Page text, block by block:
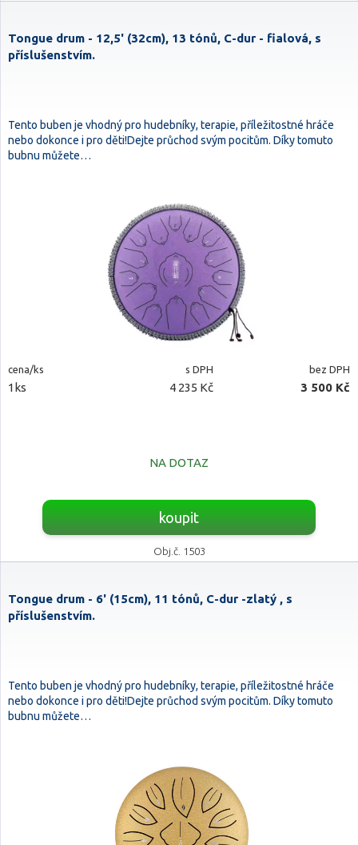
Tongue drum - 12,5' (32cm), 13 tónů, C-dur - fialová, s
příslušenstvím.
Tento buben je vhodný pro hudebníky, terapie, příležitostné hráče
nebo dokonce i pro děti!Dejte průchod svým pocitům. Díky tomuto
bubnu můžete…
cena/ks s DPH bez DPH
1ks 4 235 Kč 3 500 Kč
NA DOTAZ
koupit
Obj.č. 1503
Tongue drum - 6' (15cm), 11 tónů, C-dur -zlatý , s
příslušenstvím.
Tento buben je vhodný pro hudebníky, terapie, příležitostné hráče
nebo dokonce i pro děti!Dejte průchod svým pocitům. Díky tomuto
bubnu můžete…